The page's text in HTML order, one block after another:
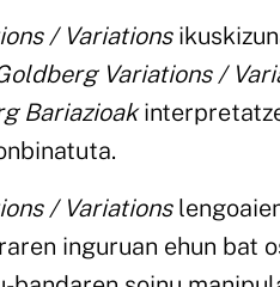
/ Variations
Variations /
Bariazioak
/ Variations
inguruan ehun bat